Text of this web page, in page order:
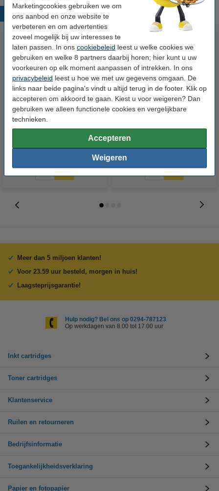
Marketingcookies gebruiken we om
ons aanbod en onze website te
verbeteren en om advertenties
zoveel mogelijk bij uw interesses te
laten passen. In ons cookiebeleid leest u welke cookies we
gebruiken en welke 8 partners daarbij horen; hier kunt u uw
voorkeuren op elk moment aanpassen of intrekken. In ons
privacybeleid leest u hoe we met uw gegevens omgaan. De
links naar beide pagina's vindt u altijd terug in de footer. Klik op
accepteren om akkoord te gaan. Kiest u voor weigeren? Dan
gebruiken we alleen functionele cookies en vergelijkbare
technieken.
Accepteren
Weigeren
Populaire producten
HP 771C (B6Y09A) inktcartridge
magenta (origineel)
HP 771C (B6Y10A) inktcartridge
Meer dan 5 miljoen klanten!
Voor 23.59 uur besteld, morgen in huis!
Laagsteprijsgarantie!
Hulp nodig? Bel ons op 0294-787123
Op werkdagen van 8.00 tot 17.00 uur
Inkt cartridges
Toner cartridges
Klantenservice
Ruilen en retourneren
Bedrijfsinformatie
Toegankelijkheidsverklaring
Papier en fotopapier